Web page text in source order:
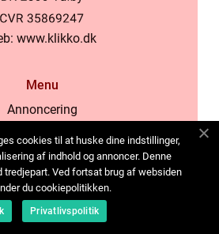
www.klikko.dk
Menu
Annoncering
Cookies
Kontakt os
Sitemap
cookies til at huske dine indstillinger,
af indhold og annoncer. Denne
tredjepart. Ved fortsat brug af websiden
du cookiepolitikken.
Privatlivspolitik